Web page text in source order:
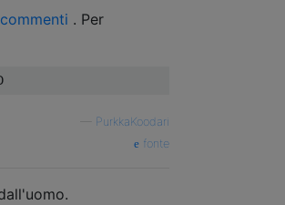
commenti . Per
PurkkaKoodari
fonte